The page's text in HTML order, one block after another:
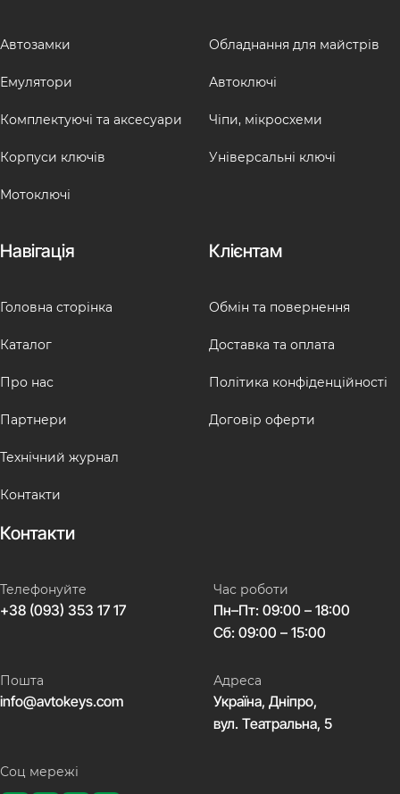
Автозамки
Емулятори
Комплектуючі та аксесуари
Корпуси ключів
Мотоключі
Обладнання для майстрів
Автоключі
Чіпи, мікросхеми
Універсальні ключі
Навігація
Головна сторінка
Каталог
Про нас
Партнери
Технічний журнал
Контакти
Клієнтам
Обмін та повернення
Доставка та оплата
Політика конфіденційності
Договір оферти
Контакти
Телефонуйте
+38 (093) 353 17 17
Час роботи
Пн–Пт: 09:00 – 18:00
Сб: 09:00 – 15:00
Пошта
info@avtokeys.com
Адреса
Україна, Дніпро,
вул. Театральна, 5
Соц мережі